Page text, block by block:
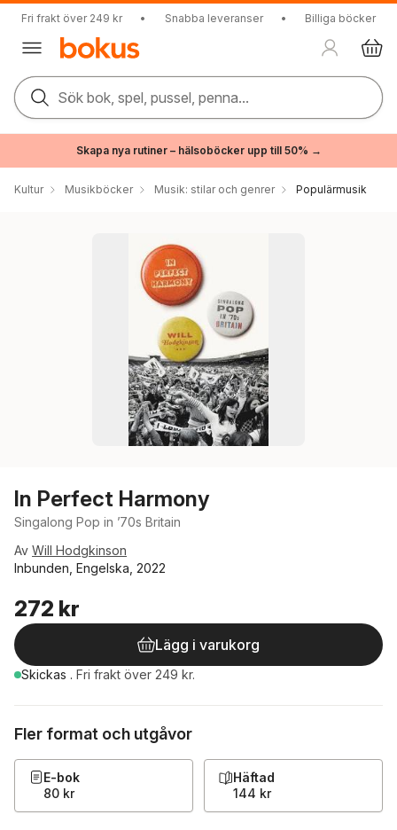
Fri frakt över 249 kr • Snabba leveranser • Billiga böcker
Sök bok, spel, pussel, penna...
Skapa nya rutiner – hälsoböcker upp till 50% →
Kultur Musikböcker Musik: stilar och genrer Populärmusik
In Perfect Harmony
Singalong Pop in ’70s Britain
Av Will Hodgkinson
Inbunden, Engelska, 2022
272 kr
Lägg i varukorg
Skickas . Fri frakt över 249 kr.
Fler format och utgåvor
E-bok
80 kr
Häftad
144 kr